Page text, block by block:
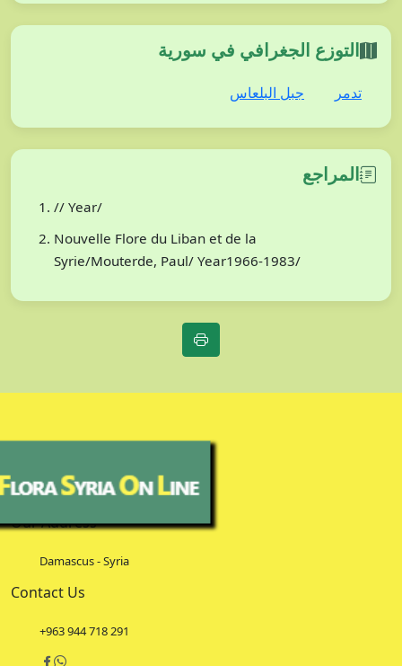
التوزع الجغرافي في سورية
تدمر جبل البلعاس
المراجع
// Year/
Nouvelle Flore du Liban et de la
Syrie/Mouterde, Paul/ Year1966-1983/
Our Address
Damascus - Syria
Contact Us
+963 944 718 291